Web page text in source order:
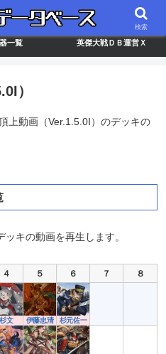
ンキング カードリスト
一覧 英傑大戦ＤＢ運営Ｘ
）
上動画（Ver.1.5.0I）のデッキの
ッキの動画を再生します。
４ ５ ６ ７ ８
杉文 伊藤忠清 杉元佐一
検索